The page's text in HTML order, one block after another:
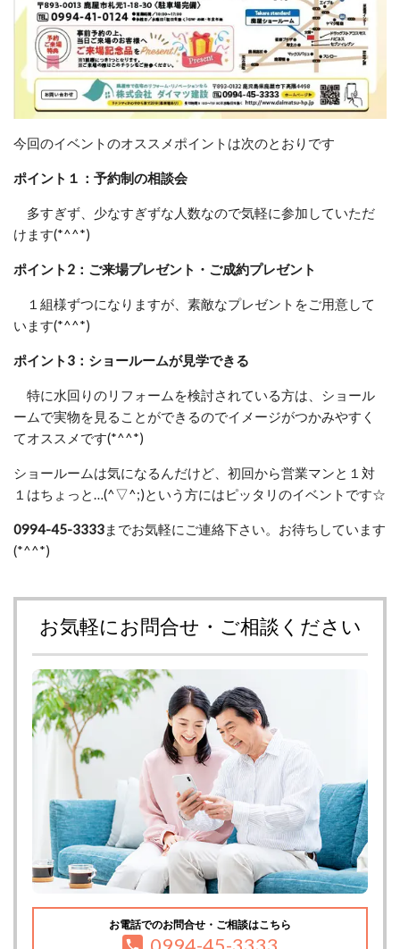
今回のイベントのオススメポイントは次のとおりです
ポイント１：予約制の相談会
多すぎず、少なすぎずな人数なので気軽に参加していただ
けます(*^^*)
ポイント2：ご来場プレゼント・ご成約プレゼント
１組様ずつになりますが、素敵なプレゼントをご用意して
います(*^^*)
ポイント3：ショールームが見学できる
特に水回りのリフォームを検討されている方は、ショール
ームで実物を見ることができるのでイメージがつかみやすく
てオススメです(*^^*)
ショールームは気になるんだけど、初回から営業マンと１対
１はちょっと…(^▽^;)という方にはピッタリのイベントです☆
0994-45-3333までお気軽にご連絡下さい。お待ちしています
(*^^*)
お気軽にお問合せ・ご相談ください
お電話でのお問合せ・ご相談はこちら